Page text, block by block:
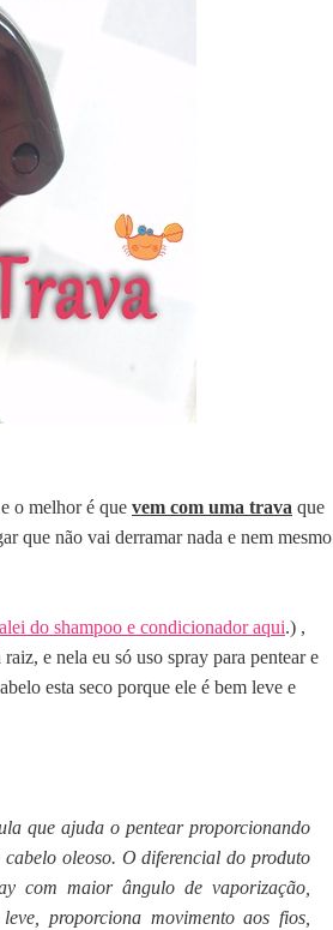
o melhor é que vem com uma trava que
que não vai derramar nada e nem mesmo
do shampoo e condicionador aqui.) ,
e nela eu só uso spray para pentear e
esta seco porque ele é bem leve e
que ajuda o pentear proporcionando
oleoso. O diferencial do produto
com maior ângulo de vaporização,
proporciona movimento aos fios,